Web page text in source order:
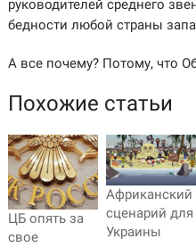
руководителей среднего
бедности любой страны
А все почему? Потому, что
Похожие статьи
ЦБ опять за
свое
Африканский
сценарий для
Украины